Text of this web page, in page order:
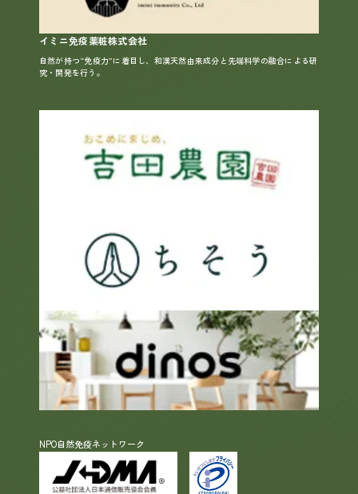
イミニ免疫薬粧株式会社
自然が持つ“免疫力”に着目し、和漢天然由来成分と先端科学の融合による研
究・開発を行う。
NPO自然免疫ネットワーク